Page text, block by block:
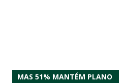
MAS 51% MANTÉM PLANO